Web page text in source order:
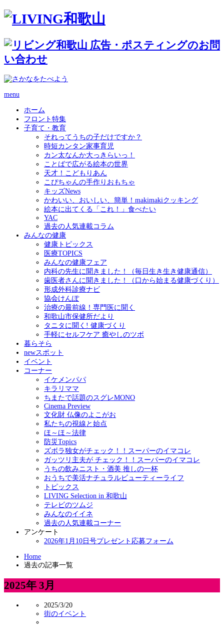
menu
ホーム
フロント特集
子育て・教育
それってうちの子だけですか？
時短カンタン家事育児
カン太なんか大っきらいっ！
ことばで広がる絵本の世界
天才！こどもりあん
こぴちゃんの手作りおもちゃ
キッズNews
かわいい、おいしい、簡単！makimakiクッキング
絵本に出てくる「これ！」食べたい
YAC
過去の人気連載コラム
みんなの健康
健康トピックス
医療TOPICS
みんなの健康フェア
内科の先生に聞きました！（毎日生き生き健康通信）
歯医者さんに聞きました！（口から始まる健康づくり）
形成外科診療ナビ
協会けんぽ
治療の最前線！専門医に聞く
和歌山市保健所だより
タニタに聞く! 健康づくり
手軽にセルフケア 癒やしのツボ
暮らそら
newスポット
イベント
コーナー
イケメンパパ
キラリママ
ちまたで話題のスグレMONO
Cinema Preview
文化財 仏像のよこがお
私たちの視線と始点
ほ～ほ～法律
防災Topics
ズボラ独女がチェック！！スーパーのイマコレ
ガッツリ主夫が チェック！！スーパーのイマコレ
うちの飲みニスト・酒美 推しの一杯
おうちで美活ナチュラルビューティーライフ
トピックス
LIVING Selection in 和歌山
テレビのツムジ
みんなのイイネ
過去の人気連載コーナー
アンケート
2026年1月10日号プレゼント応募フォーム
Home
過去の記事一覧
2025年 3月
2025/3/20
街のイベント